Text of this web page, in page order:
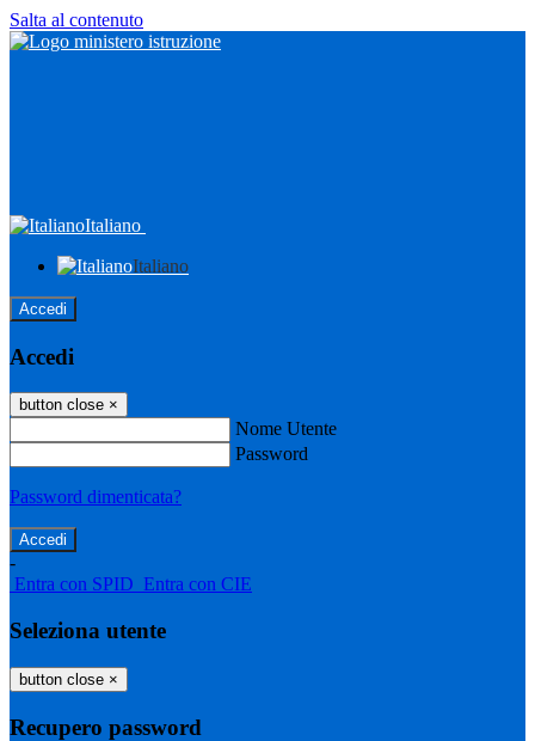
Salta al contenuto
Italiano
Italiano
Accedi
Accedi
button close ×
Nome Utente
Password
Password dimenticata?
-
Entra con SPID Entra con CIE
Seleziona utente
button close ×
Recupero password